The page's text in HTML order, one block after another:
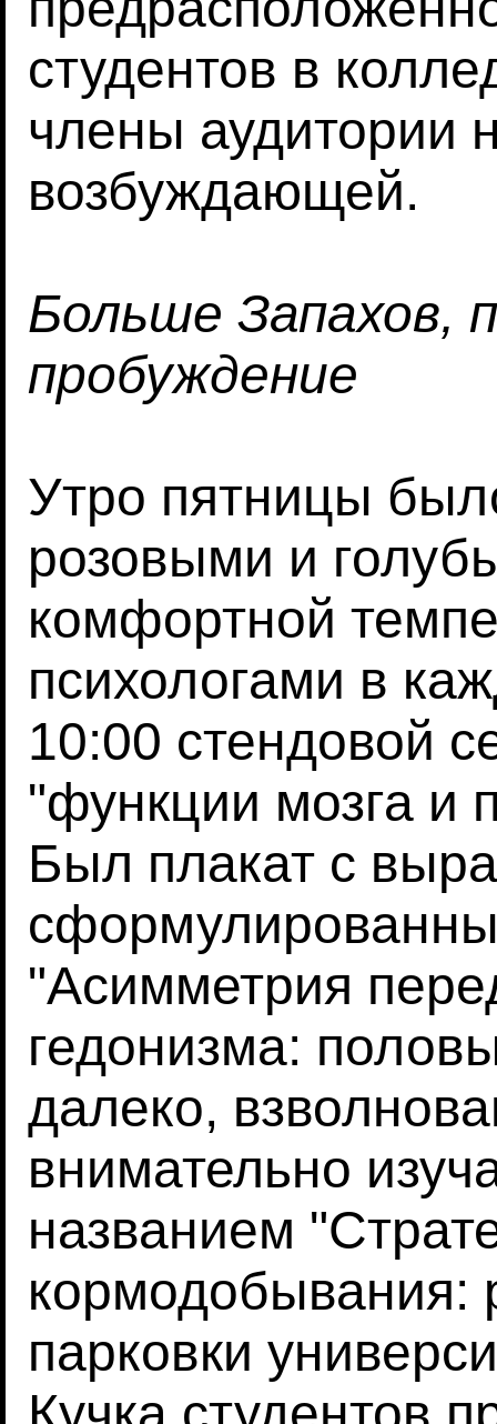
студентов в
члены аудитории
возбуждающей.
Больше Запахов,
пробуждение
Утро пятницы
розовыми и
комфортной
психологами в
10:00 стендовой
"функции мозга и
Был плакат с
"Асимметрия
гедонизма:
далеко,
внимательно
названием
кормодобывания:
парковки